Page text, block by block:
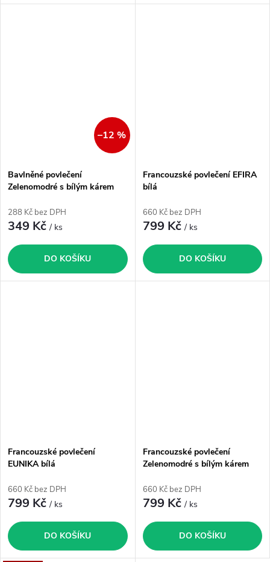
–12 %
Bavlněné povlečení
Zelenomodré s bílým kárem
288 Kč bez DPH
349 Kč/ ks
DO KOŠÍKU
Francouzské povlečení EFIRA
bílá
660 Kč bez DPH
799 Kč/ ks
DO KOŠÍKU
Francouzské povlečení
EUNIKA bílá
660 Kč bez DPH
799 Kč/ ks
DO KOŠÍKU
Francouzské povlečení
Zelenomodré s bílým kárem
660 Kč bez DPH
799 Kč/ ks
DO KOŠÍKU